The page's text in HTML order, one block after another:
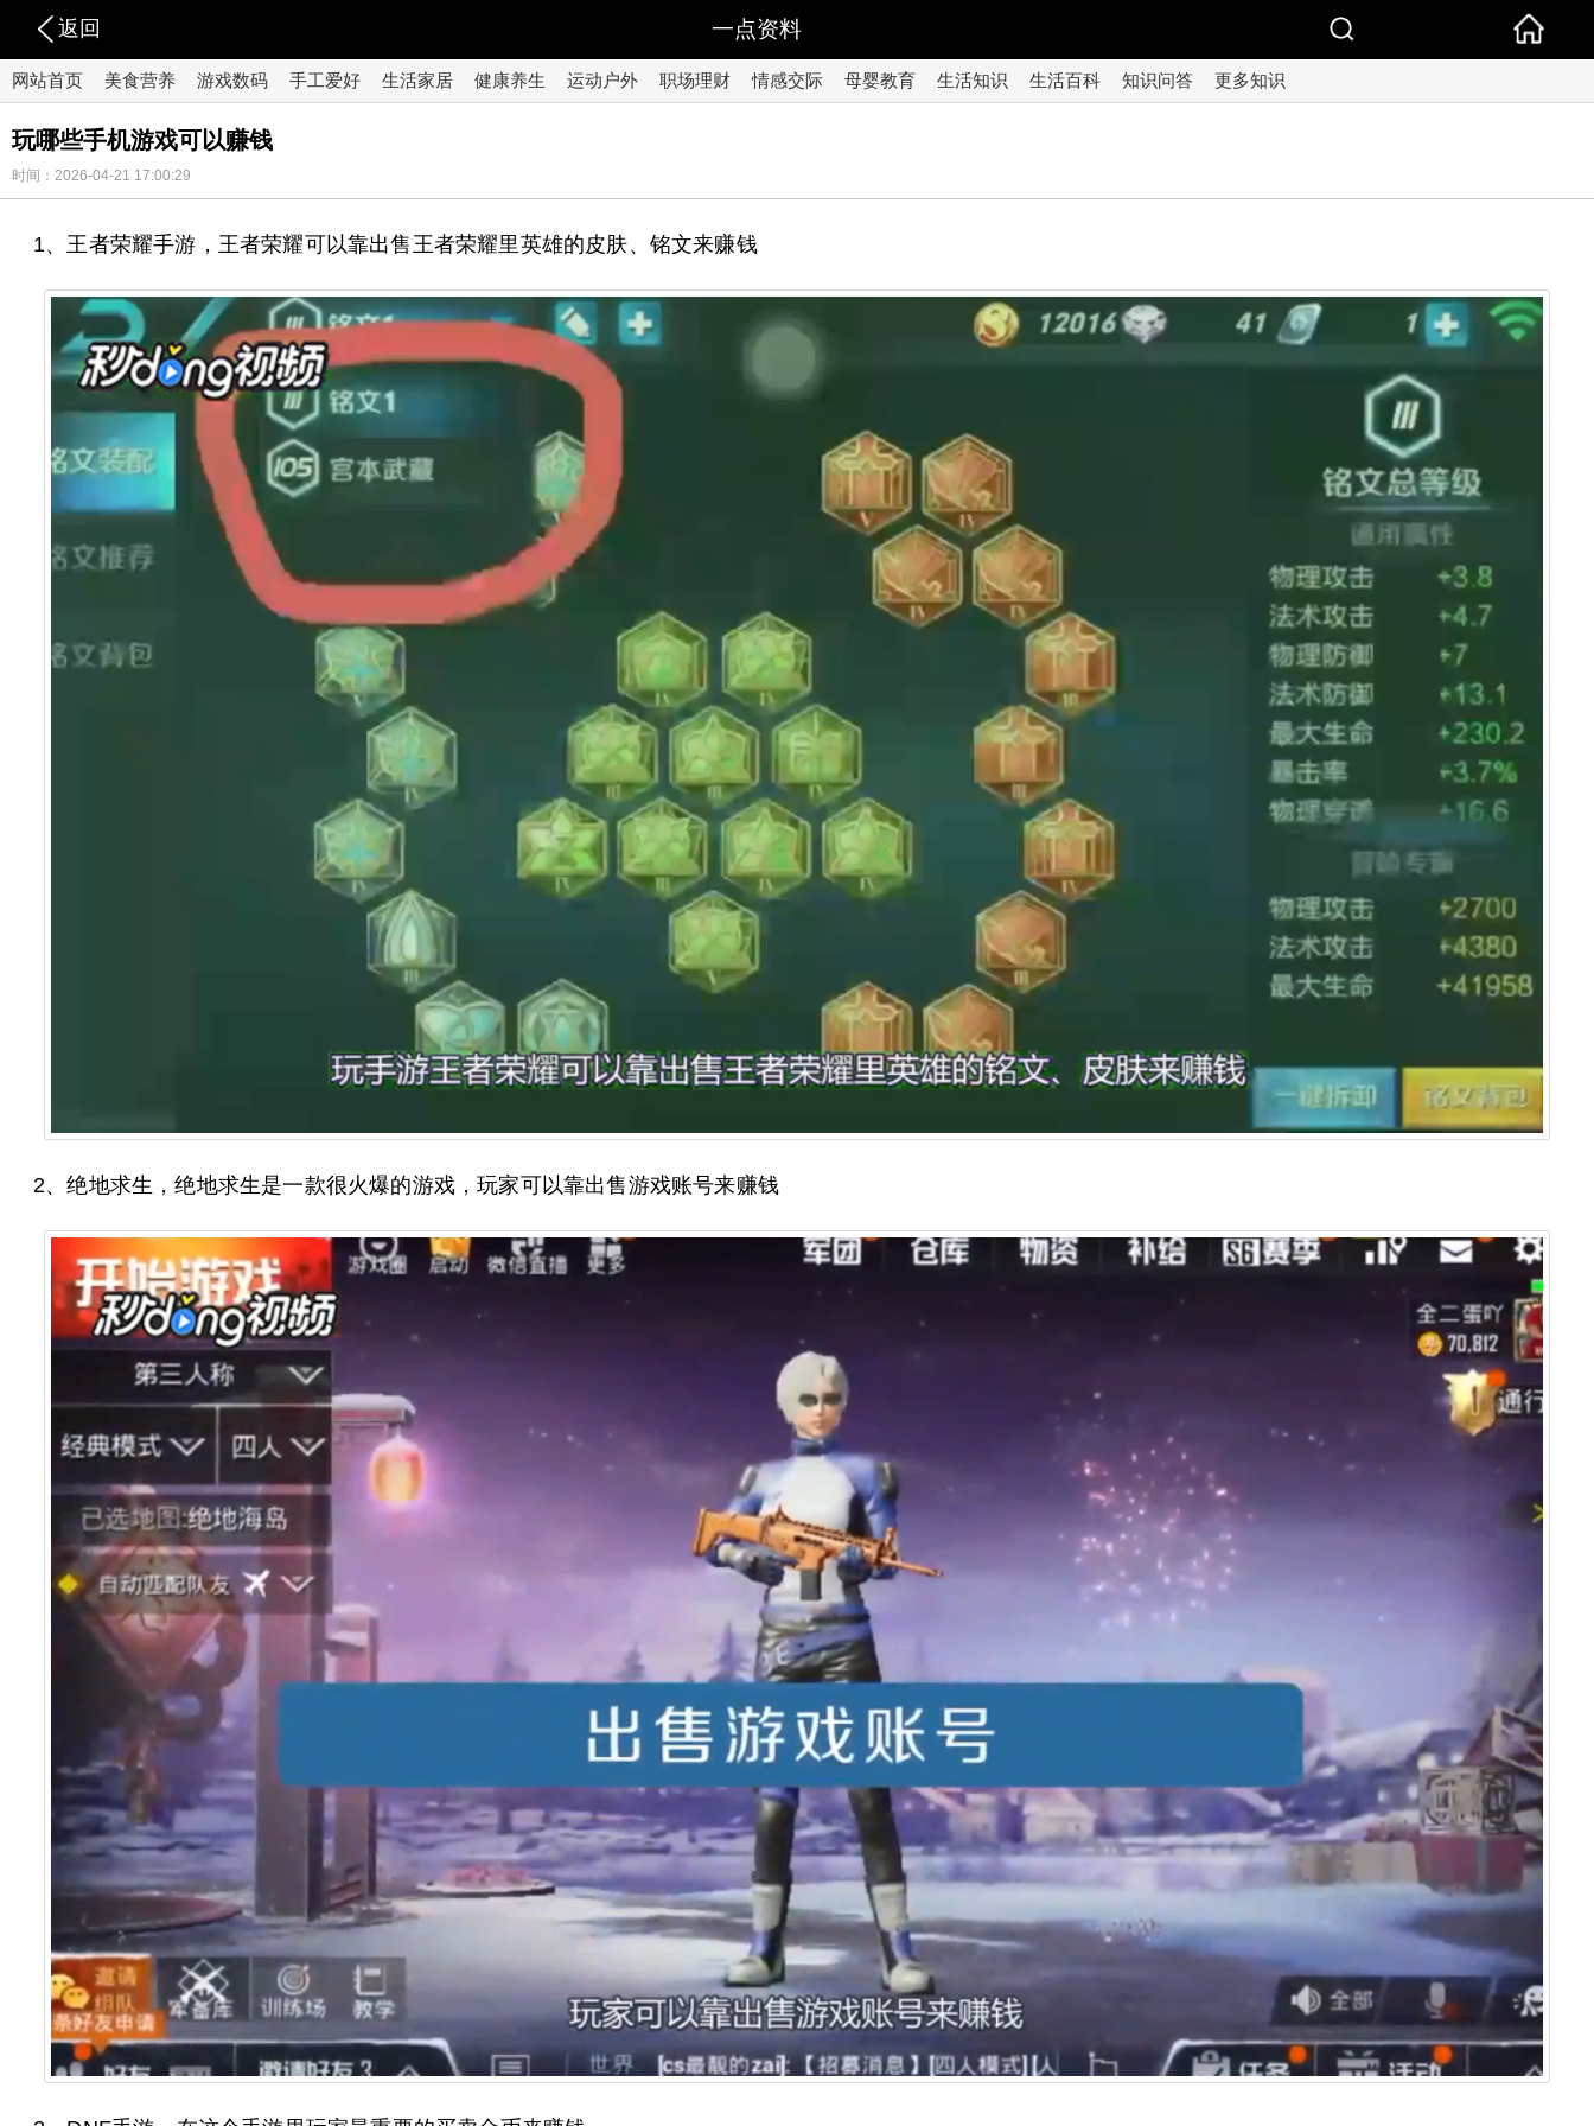
返回 一点资料
网站首页 美食营养 游戏数码 手工爱好 生活家居 健康养生 运动户外 职场理财 情感交际 母婴教育 生活知识 生活百科 知识问答 更多知识
玩哪些手机游戏可以赚钱
时间：2026-04-21 17:00:29
1、王者荣耀手游，王者荣耀可以靠出售王者荣耀里英雄的皮肤、铭文来赚钱
2、绝地求生，绝地求生是一款很火爆的游戏，玩家可以靠出售游戏账号来赚钱